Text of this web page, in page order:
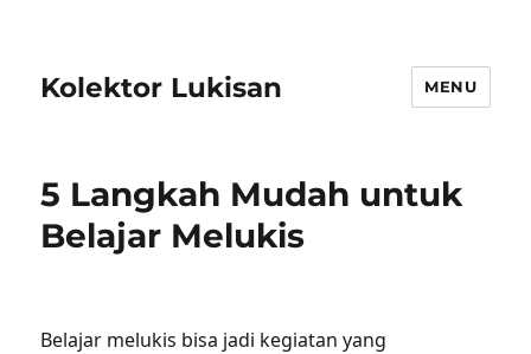
Kolektor Lukisan MENU
5 Langkah Mudah untuk
Belajar Melukis
Belajar melukis bisa jadi kegiatan yang